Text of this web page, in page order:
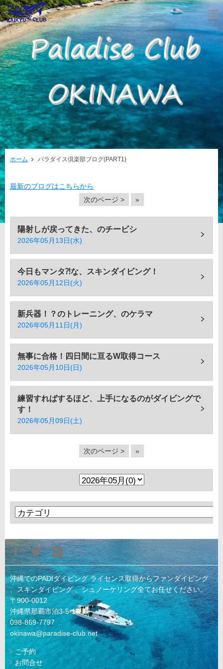
ホーム パラダイス倶楽部ブログ(PART1)
最新のブログはこちらから
次のページ >
»
陽射しが戻ってきた、のチービシ
2026年05月13日(水)
今日もマンタ⁈な、スキンダイビング！
2026年05月12日(火)
新兵器！？のトレーニング、のケラマ
2026年05月11日(月)
無事に合格！四日間に亘るW取得コース
2026年05月10日(日)
練習すればするほど、上手になるのがダイビングで
す！
2026年05月09日(土)
次のページ > »
沖縄でのPADIダイビング ライセンス取得からファンダイビング
、スキンダイビング 、シュノーケリング全てお任せください。
〒900-0012
沖縄県那覇市泊3-5-10-1F
098-869-7797
okinawa@paradise-club.net
ご予約
お問合せ